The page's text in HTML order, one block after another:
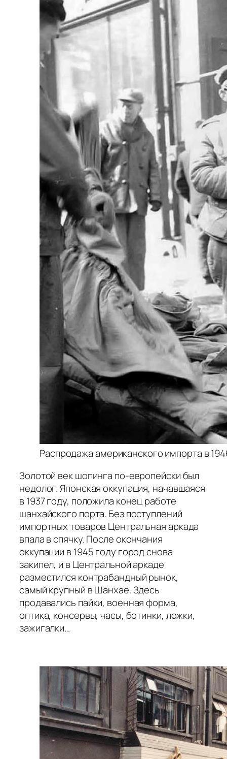
Распродажа американского импорта в
Золотой век шопинга по-европейски был
недолог. Японская оккупация, начавшаяся
в 1937 году, положила конец работе
шанхайского порта. Без поступлений
импортных товаров Центральная аркада
впала в спячку. После окончания
оккупации в 1945 году город снова
закипел, и в Центральной аркаде
разместился контрабандный рынок,
самый крупный в Шанхае. Здесь
продавались пайки, военная форма,
оптика, консервы, часы, ботинки, ложки,
зажигалки…